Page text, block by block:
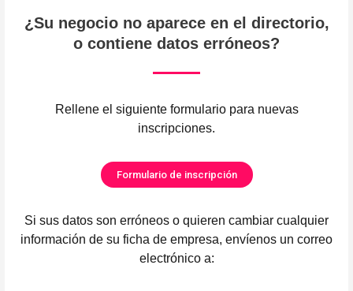
¿Su negocio no aparece en el directorio,
o contiene datos erróneos?
Rellene el siguiente formulario para nuevas
inscripciones.
Formulario de inscripción
Si sus datos son erróneos o quieren cambiar cualquier
información de su ficha de empresa, envíenos un correo
electrónico a: